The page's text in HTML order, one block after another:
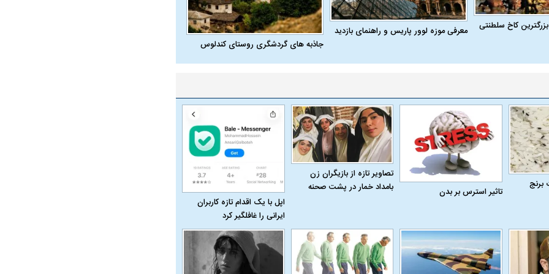
کاخ سلطنتی
معرفی موزه لوور پاریس و راهنمای بازدید
جاذبه های گردشگری روستای کندلوس
برنج
تاثیر استرس بر بدن
تصاویر تازه از بازیگران زن
بامداد خمار در پشت صحنه
اپل با یک اقدام تازه کاربران
ایرانی را غافلگیر کرد
درباره
جنگنده اف-۵
گوگوش خبرساز شد
علت تنگی نفس و راه های درمان آن
دلیل علاقه برخی افراد به فال و طالع‌بینی
چیست؟